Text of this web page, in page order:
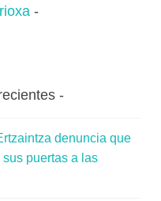
denuncia que
puertas a las